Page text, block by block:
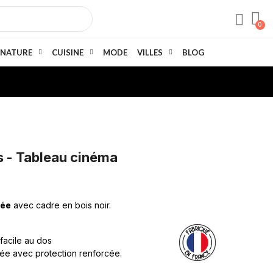
NATURE CUISINE MODE VILLES BLOG
Tableau cinéma
avec cadre en bois noir.
au dos
avec protection renforcée.